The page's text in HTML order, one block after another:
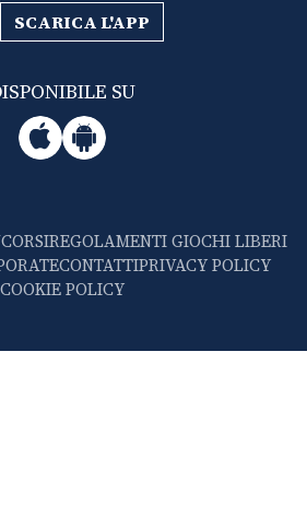
SCARICA L'APP
SU
REGOLAMENTI GIOCHI LIBERI
CONTATTIPRIVACY POLICY
COOKIE POLICY